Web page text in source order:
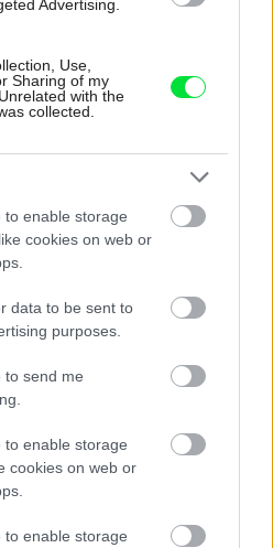
Advertising.
Use,
Sharing of my
with the
collected.
to enable storage
cookies on web or
data to be sent to
purposes.
to send me
to enable storage
cookies on web or
to enable storage
stojacieho WC